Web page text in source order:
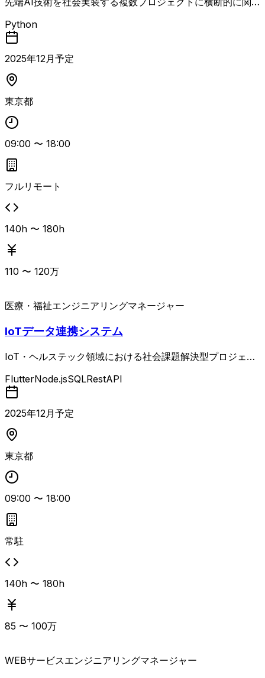
開発検証の品質担保・エンジニアチームのマネジメント・顧
客への技術的説明をリードいただきます。 業務内容には、
ビジネス要件を踏まえたAI活用の方針策定、AIの要件定
義・設計、開発 (既存アセットへのキャッチアップを含
む)、AIの検証設計、検証の実行、結果の分析、改善方針の
報告資料) の品質管理、PMとの連携、顧客への技術的説
明。 AIに関するシニアクラスの開発知見とリーダーシップ
のある人材が望ましい。
Python
2025年12月予定
東京都
09:00 〜 18:00
フルリモート
140h 〜 180h
110 〜 120万
医療・福祉エンジニアリングマネージャー
IoTデータ連携システム
IoT・ヘルステック領域における社会課題解決型プロジェク
理、技術折衝まで幅広くご担当いただきます。 ・IoT技術ア
ウトプットを統合するデータベース設計 ・各事業会社との
要件整理・技術要件抽出 ・進行管理（WBS策定、進捗・品
質管理） ・ベンダーとの契約・仕様調整・納品確認 ・顧客
向けUI案作成、社内報告資料作成 ・システムアーキテクト
FlutterNode.jsSQLRestAPI
2025年12 月予定
東京都
09:00 〜 18:00
常駐
140h 〜 180h
85 〜 100万
WEBサービスエンジニアリングマネージャー